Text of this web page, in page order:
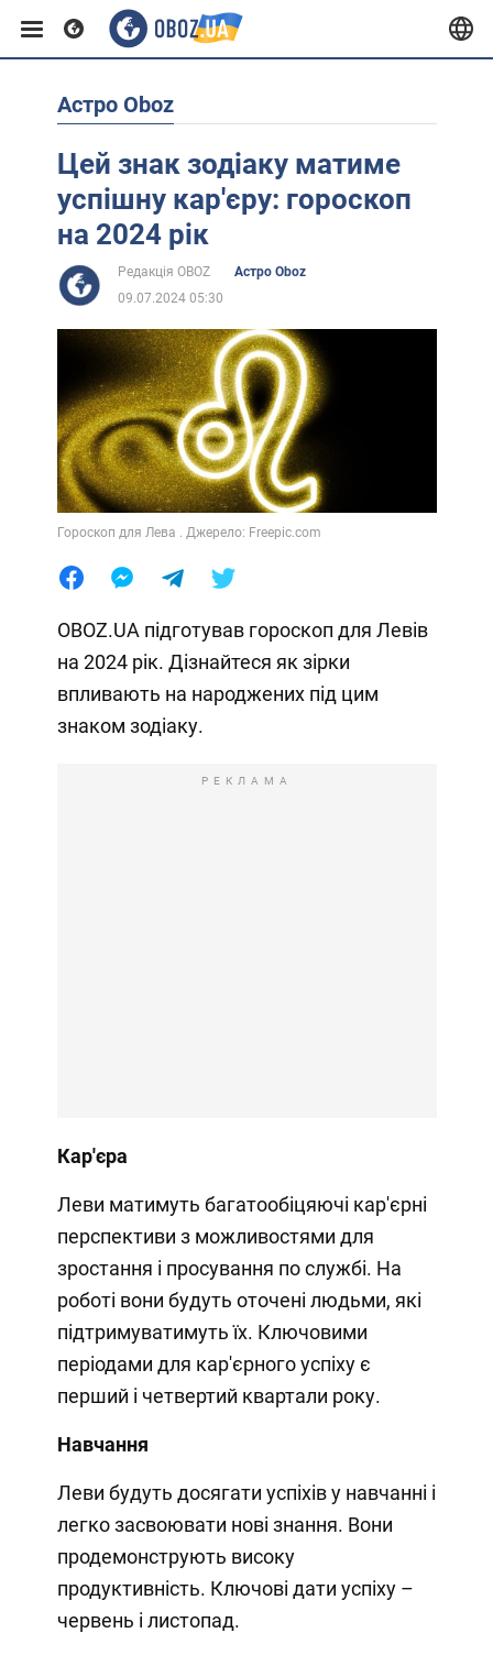
Європа
США
Африка
Життя
Лайфхаки
Астро Oboz
Цей знак зодіаку матиме
успішну кар'єру: гороскоп
на 2024 рік
Редакція OBOZ
Астро Oboz
09.07.2024 05:30
Гороскоп для Лева . Джерело: Freepic.com
OBOZ.UA підготував гороскоп для Левів
на 2024 рік. Дізнайтеся як зірки
впливають на народжених під цим
знаком зодіаку.
РЕКЛАМА
Кар'єра
Леви матимуть багатообіцяючі кар'єрні
перспективи з можливостями для
зростання і просування по службі. На
роботі вони будуть оточені людьми, які
підтримуватимуть їх. Ключовими
періодами для кар'єрного успіху є
перший і четвертий квартали року.
Навчання
Леви будуть досягати успіхів у навчанні і
легко засвоювати нові знання. Вони
продемонструють високу
продуктивність. Ключові дати успіху –
червень і листопад.